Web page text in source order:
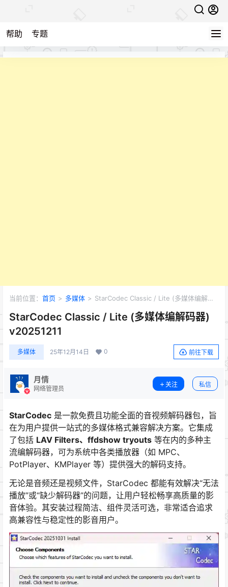
帮助 专题
当前位置： 首页 > 多媒体 > StarCodec Classic / Lite (多媒体编解码
StarCodec Classic / Lite (多媒体编解码器)
v20251211
多媒体 25年12月14日 0 前往下载
月情
网络管理员
关注 私信
StarCodec 是一款免费且功能全面的音视频解码器包，旨
在为用户提供一站式的多媒体格式兼容解决方案。它集成
了包括 LAV Filters、ffdshow tryouts 等在内的多种主
流编解码器，可为系统中各类播放器（如 MPC、
PotPlayer、KMPlayer 等）提供强大的解码支持。
无论是音频还是视频文件，StarCodec 都能有效解决“无法
播放”或“缺少解码器”的问题，让用户轻松畅享高质量的影
音体验。其安装过程简洁、组件灵活可选，非常适合追求
高兼容性与稳定性的影音用户。